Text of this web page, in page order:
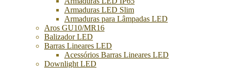
Armaduras LED Slim
Armaduras para Lâmpadas LED
Aros GU10/MR16
Balizador LED
Barras Lineares LED
Acessórios Barras Lineares LED
Downlight LED